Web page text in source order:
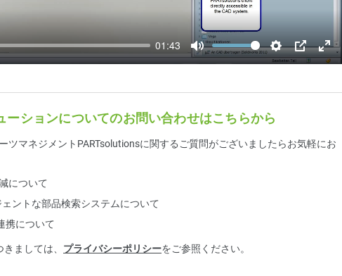
01:43
Mute
Settings
PIP
Enter
ーションについてのお問い合わせはこちらから
ツマネジメントPARTsolutionsに関するご質問がございましたらお気軽にお
について
ントな部品検索システムについて
携について
ましては、 プライバシーポリシーをご参照ください。